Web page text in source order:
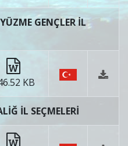
GENÇLER İL
KB
İL SEÇMELERİ